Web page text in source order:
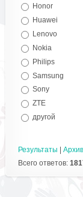
Honor
Huawei
Lenovo
Nokia
Philips
Samsung
Sony
ZTE
другой
Результаты
Всего ответов: